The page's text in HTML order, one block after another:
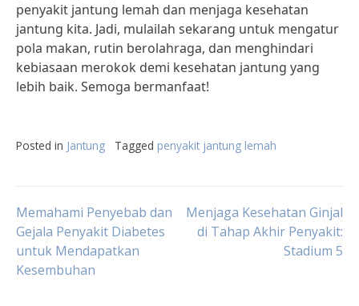
penyakit jantung lemah dan menjaga kesehatan
jantung kita. Jadi, mulailah sekarang untuk mengatur
pola makan, rutin berolahraga, dan menghindari
kebiasaan merokok demi kesehatan jantung yang
lebih baik. Semoga bermanfaat!
Posted in Jantung Tagged penyakit jantung lemah
Post
navigation
Memahami Penyebab dan
Gejala Penyakit Diabetes
untuk Mendapatkan
Kesembuhan
Menjaga Kesehatan Ginjal
di Tahap Akhir Penyakit:
Stadium 5